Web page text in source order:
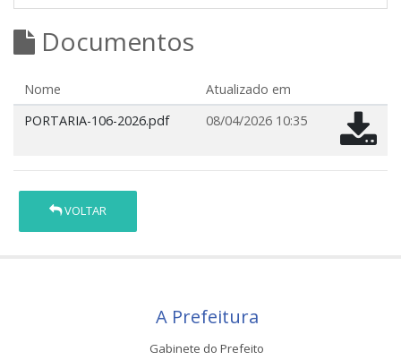
Documentos
Nome
Atualizado em
PORTARIA-106-2026.pdf
08/04/2026 10:35
VOLTAR
A Prefeitura
Gabinete do Prefeito